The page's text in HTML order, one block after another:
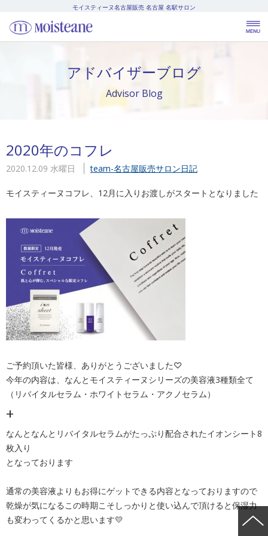
モイスティーヌ名古屋販売 名古屋 名駅サロン
アドバイザーブログ
Advisor Blog
2020年のコフレ
2020.12.09 水曜日 team-名古屋販売サロン日記
モイスティーヌコフレ、12月に入りお渡しがスタートとなりました
ご予約頂いた皆様、ありがとうございました♡
今年の内容は、なんとモイスティーヌシリーズの美容液3種類全て
（リバイタルセラム・ホワイトセラム・アクノセラム）
+
なんとなんとリバイタルセラムがたっぷり配合されたイオンシート8
枚入り
となっております
通常の美容液よりもお得にゲットできる内容となっておりますので
乾燥が気になるこの時期こそしっかりと使い込んで頂けると保湿力
も変わってくるかと思います💛